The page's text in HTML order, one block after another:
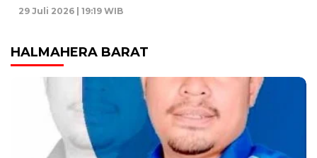
29 Juli 2026 | 19:19 WIB
HALMAHERA BARAT